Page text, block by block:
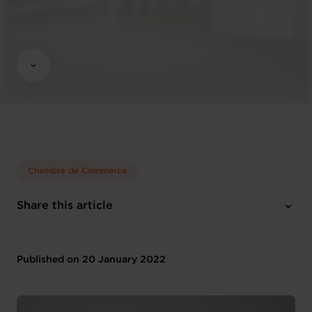
Chambre de Commerce
Share this article
Published on 20 January 2022